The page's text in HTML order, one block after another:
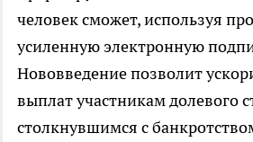
человек сможет, используя
усиленную электронную
Нововведение позволит
выплат участникам долевого
столкнувшимся с